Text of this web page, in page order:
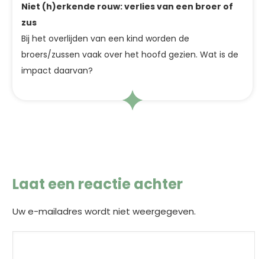
Niet (h)erkende rouw: verlies van een broer of
zus
Bij het overlijden van een kind worden de
broers/zussen vaak over het hoofd gezien. Wat is de
impact daarvan?
Laat een reactie achter
Uw e-mailadres wordt niet weergegeven.